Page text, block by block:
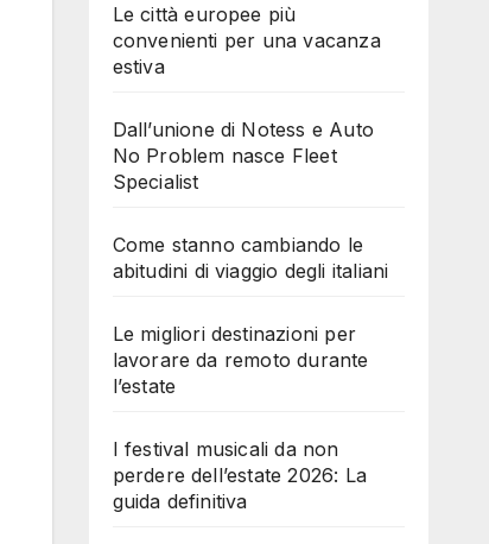
Le città europee più
convenienti per una vacanza
estiva
Dall’unione di Notess e Auto
No Problem nasce Fleet
Specialist
Come stanno cambiando le
abitudini di viaggio degli italiani
Le migliori destinazioni per
lavorare da remoto durante
l’estate
I festival musicali da non
perdere dell’estate 2026: La
guida definitiva